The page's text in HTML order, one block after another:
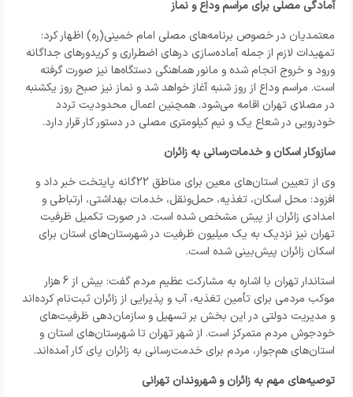
آمادگی مصلی برای مراسم وداع و نماز
معتمدیان در خصوص برنامه‌های مصلی امام خمینی(ره) اظهار کرد:
تمهیدات لازم از جمله آماده‌سازی درهای اضطراری و کریدورهای جداگانه
ورود و خروج انجام شده و مانور هماهنگی دستگاه‌ها نیز صورت گرفته
است. مراسم وداع از روز شنبه آغاز خواهد شد و نماز نیز صبح روز یکشنبه
در مصلای تهران اقامه می‌شود. همچنین اعمال محدودیت تردد
خودرویی در شعاع یک و نیم کیلومتری مصلی در دستور کار قرار دارد.
سازوکار اسکان و خدمات‌رسانی به زائران
وی از تعیین استان‌های معین برای مناطق 22گانه پایتخت خبر داد و
افزود: محل اسکان، تغذیه، حمل‌ونقل، خدمات بهداشتی، ارتباطی و
امدادی زائران از پیش مشخص شده است. در صورت تکمیل ظرفیت
تهران نیز نزدیک به یک میلیون ظرفیت در شهرستان‌های استان برای
اسکان زائران پیش‌بینی شده است.
استاندار تهران با اشاره به مشارکت عظیم مردم گفت: بیش از 6 هزار
موکب مردمی برای تأمین تغذیه، آب و پذیرایی از زائران ثبت‌نام کرده‌اند
و مدیریت دولتی در این بخش بر تسهیل و سازمان‌دهی ظرفیت‌های
خودجوش مردم متمرکز است. از شهر تهران تا شهرستان‌های استان و
استان‌های هم‌جوار، مردم برای خدمت‌رسانی به زائران پای کار آمده‌اند.
توصیه‌های مهم به زائران و شهروندان تهرانی